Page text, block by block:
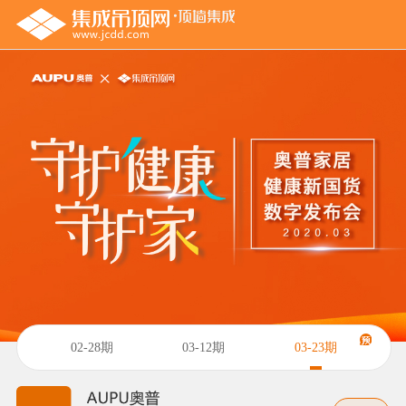
02-28期 03-12期 03-23期